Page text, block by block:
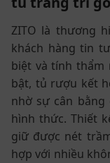
ZITO là thương
khách hàng tin
biệt và tính thẩm
bật, tủ rượu kết
nhờ sự cân
hình thức. Thiết
giữ được nét
hợp với nhiều